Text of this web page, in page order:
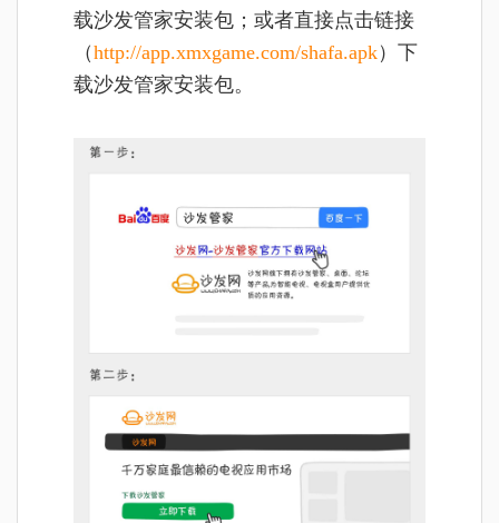
载沙发管家安装包；或者直接点击链接
（http://app.xmxgame.com/shafa.apk）下
载沙发管家安装包。